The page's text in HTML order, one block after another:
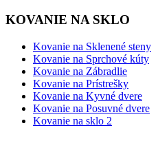
KOVANIE NA SKLO
Kovanie na Sklenené steny
Kovanie na Sprchové kúty
Kovanie na Zábradlie
Kovanie na Prístrešky
Kovanie na Kyvné dvere
Kovanie na Posuvné dvere
Kovanie na sklo 2